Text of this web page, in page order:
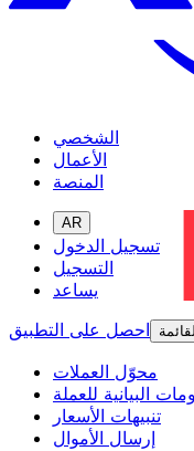
الشخصي
الأعمال
المنصة
AR
تسجيل الدخول
التسجيل
يساعد
احصل على التطبيق
محوّل العملات
البيانية للعملة
تنبيهات الأسعار
إرسال الأموال